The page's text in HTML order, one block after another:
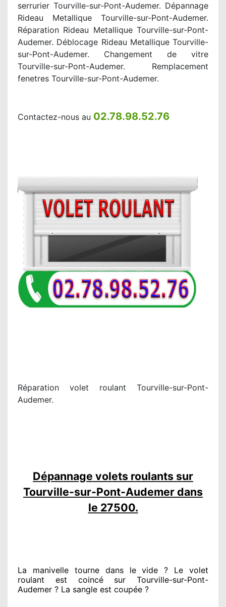
serrurier Tourville-sur-Pont-Audemer. Dépannage
Rideau Metallique Tourville-sur-Pont-Audemer.
Réparation Rideau Metallique Tourville-sur-Pont-
Audemer. Déblocage Rideau Metallique Tourville-
sur-Pont-Audemer. Changement de vitre
Tourville-sur-Pont-Audemer. Remplacement
fenetres Tourville-sur-Pont-Audemer.
Contactez-nous au 02.78.98.52.76
Réparation volet roulant Tourville-sur-Pont-
Audemer.
Dépannage volets roulants sur
Tourville-sur-Pont-Audemer dans
le 27500.
La manivelle tourne dans le vide ? Le volet
roulant est coincésur Tourville-sur-Pont-
Audemer ? La sangle est coupée ?